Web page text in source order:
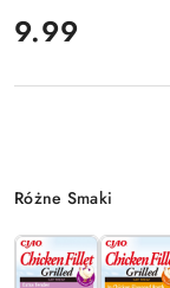
cena:
9.99
Wariant
Różne Smaki